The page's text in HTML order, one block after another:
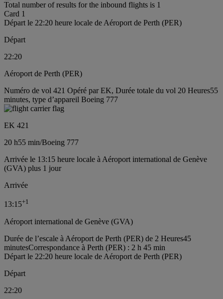
Total number of results for the inbound flights is 1
Card 1
Départ le 22:20 heure locale de Aéroport de Perth (PER)
Départ
22:20
Aéroport de Perth (PER)
Numéro de vol 421 Opéré par EK, Durée totale du vol 20 Heures55
minutes, type d’appareil Boeing 777
EK 421
20 h55 min/Boeing 777
Arrivée le 13:15 heure locale à Aéroport international de Genève
(GVA) plus 1 jour
Arrivée
13:15+1
Aéroport international de Genève (GVA)
Durée de l’escale à Aéroport de Perth (PER) de 2 Heures45
minutesCorrespondance à Perth (PER) : 2 h 45 min
Départ le 22:20 heure locale de Aéroport de Perth (PER)
Départ
22:20